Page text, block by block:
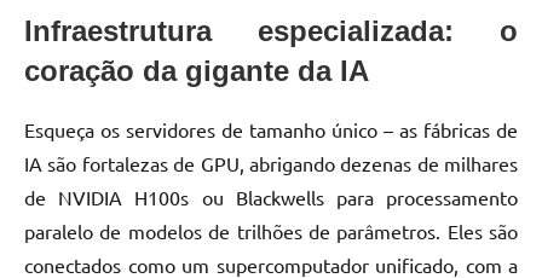
Infraestrutura especializada: o
coração da gigante da IA
Esqueça os servidores de tamanho único – as fábricas de
IA são fortalezas de GPU, abrigando dezenas de milhares
de NVIDIA H100s ou Blackwells para processamento
paralelo de modelos de trilhões de parâmetros. Eles são
conectados como um supercomputador unificado, com a